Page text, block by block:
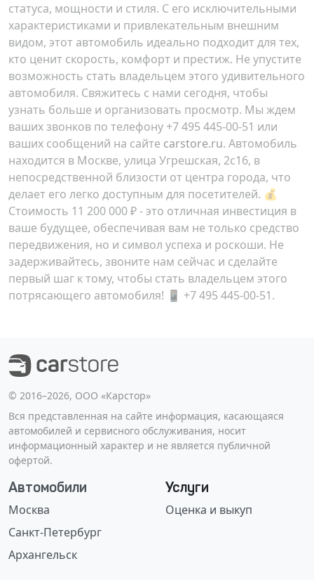
статуса, мощности и стиля. С его исключительными
характеристиками и привлекательным внешним
видом, этот автомобиль идеально подходит для тех,
кто ценит скорость, комфорт и престиж. Не упустите
возможность стать владельцем этого удивительного
автомобиля. Свяжитесь с нами сегодня, чтобы
узнать больше и организовать просмотр. Мы ждем
ваших звонков по телефону +7 495 445-00-51 или
ваших сообщений на сайте carstore.ru. Автомобиль
находится в Москве, улица Угрешская, 2с16, в
непосредственной близости от центра города, что
делает его легко доступным для посетителей. 💰
Стоимость 11 200 000 ₽ - это отличная инвестиция в
ваше будущее, обеспечивая вам не только средство
передвижения, но и символ успеха и роскоши. Не
задерживайтесь, звоните нам сейчас и сделайте
первый шаг к тому, чтобы стать владельцем этого
потрясающего автомобиля! 📱 +7 495 445-00-51.
©️ 2016–2026, ООО «Карстор»
Вся представленная на сайте информация, касающаяся
автомобилей и сервисного обслуживания, носит
информационный характер и не является публичной
офертой.
Автомобили
Москва
Санкт-Петербург
Архангельск
Услуги
Оценка и выкуп